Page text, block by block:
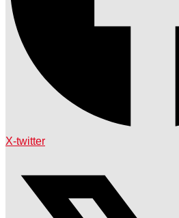
X-twitter